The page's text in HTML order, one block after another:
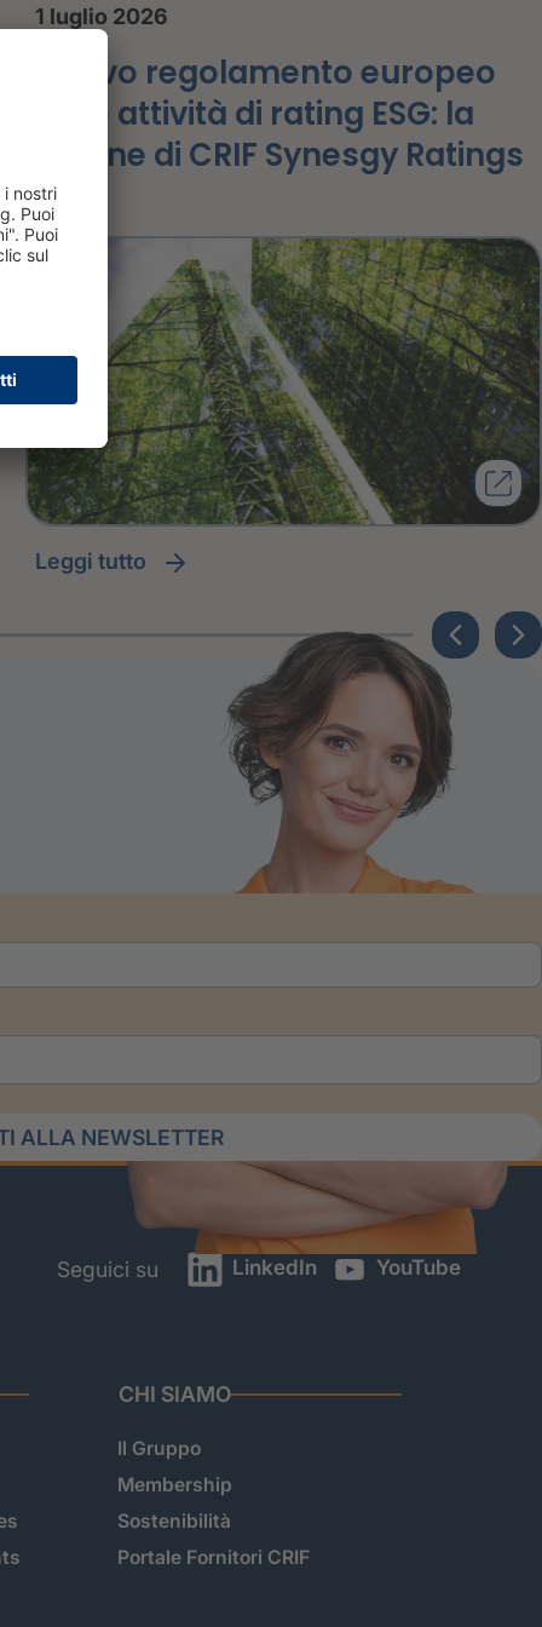
1 luglio 2026
Nuovo regolamento europeo
sulle attività di rating ESG: la
visione di CRIF Synesgy Ratings
leggi tutto
ALLA NEWSLETTER
Seguici su LinkedIn YouTube
CHI SIAMO
Il Gruppo
Membership
Sostenibilità
Portale Fornitori CRIF